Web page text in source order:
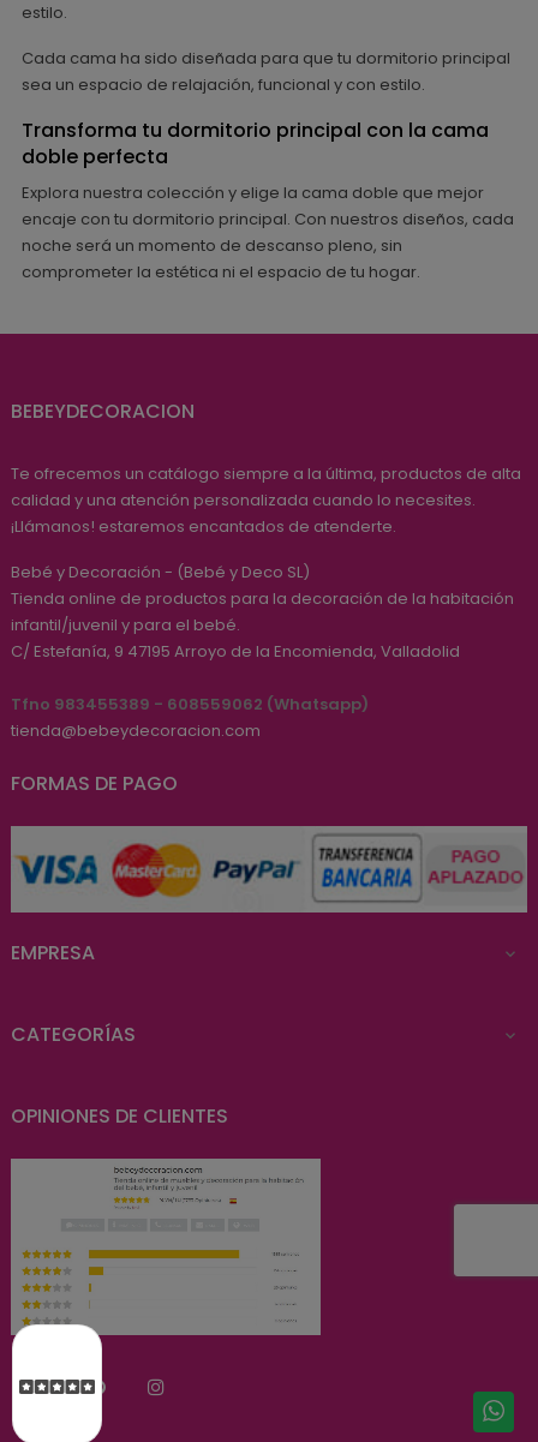
estilo.
Cada cama ha sido diseñada para que tu dormitorio principal
sea un espacio de relajación, funcional y con estilo.
Transforma tu dormitorio principal con la cama
doble perfecta
Explora nuestra colección y elige la cama doble que mejor
encaje con tu dormitorio principal. Con nuestros diseños, cada
noche será un momento de descanso pleno, sin
comprometer la estética ni el espacio de tu hogar.
BEBEYDECORACION
Te ofrecemos un catálogo siempre a la última, productos de alta
calidad y una atención personalizada cuando lo necesites.
¡Llámanos! estaremos encantados de atenderte.
Bebé y Decoración - (Bebé y Deco SL)
Tienda online de productos para la decoración de la habitación
infantil/juvenil y para el bebé.
C/ Estefanía, 9 47195 Arroyo de la Encomienda, Valladolid
Tfno 983455389 - 608559062 (Whatsapp)
tienda@bebeydecoracion.com
FORMAS DE PAGO
EMPRESA 
CATEGORÍAS 
OPINIONES DE CLIENTES
FacebookPinterest